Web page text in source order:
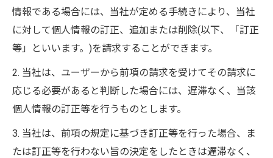
情報である場合には、当社が定める手続きにより、当社
に対して個人情報の訂正、追加または削除(以下、「訂正
等」といいます。)を請求することができます。
2. 当社は、ユーザーから前項の請求を受けてその請求に
応じる必要があると判断した場合には、遅滞なく、当該
個人情報の訂正等を行うものとします。
3. 当社は、前項の規定に基づき訂正等を行った場合、ま
たは訂正等を行わない旨の決定をしたときは遅滞なく、